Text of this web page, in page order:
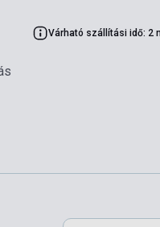
Várható szállítási idő: 2